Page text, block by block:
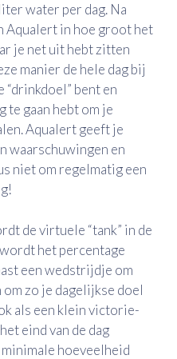
water per dag. Na
Aqualert in hoe groot het
je net uit hebt zitten
manier de hele dag bij
bent en
te gaan hebt om je
Aqualert geeft je
waarschuwingen en
niet om regelmatig een
de virtuele “tank” in de
het percentage
een wedstrijdje om
zo je dagelijkse doel
als een klein victorie-
eind van de dag
hoeveelheid